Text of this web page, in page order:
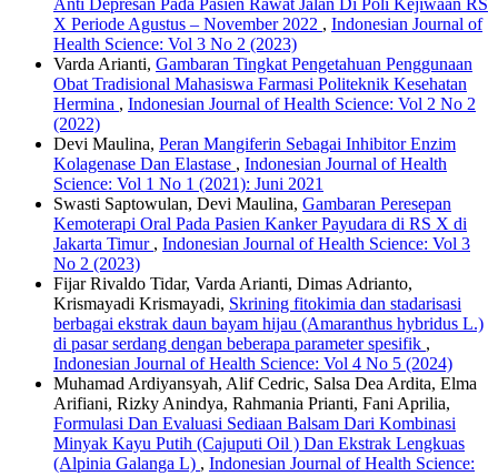
Anti Depresan Pada Pasien Rawat Jalan Di Poli Kejiwaan RS
X Periode Agustus – November 2022 , Indonesian Journal of
Health Science: Vol 3 No 2 (2023)
Varda Arianti, Gambaran Tingkat Pengetahuan Penggunaan
Obat Tradisional Mahasiswa Farmasi Politeknik Kesehatan
Hermina , Indonesian Journal of Health Science: Vol 2 No 2
(2022)
Devi Maulina, Peran Mangiferin Sebagai Inhibitor Enzim
Kolagenase Dan Elastase , Indonesian Journal of Health
Science: Vol 1 No 1 (2021): Juni 2021
Swasti Saptowulan, Devi Maulina, Gambaran Peresepan
Kemoterapi Oral Pada Pasien Kanker Payudara di RS X di
Jakarta Timur , Indonesian Journal of Health Science: Vol 3
No 2 (2023)
Fijar Rivaldo Tidar, Varda Arianti, Dimas Adrianto,
Krismayadi Krismayadi, Skrining fitokimia dan stadarisasi
berbagai ekstrak daun bayam hijau (Amaranthus hybridus L.)
di pasar serdang dengan beberapa parameter spesifik ,
Indonesian Journal of Health Science: Vol 4 No 5 (2024)
Muhamad Ardiyansyah, Alif Cedric, Salsa Dea Ardita, Elma
Arifiani, Rizky Anindya, Rahmania Prianti, Fani Aprilia,
Formulasi Dan Evaluasi Sediaan Balsam Dari Kombinasi
Minyak Kayu Putih (Cajuputi Oil ) Dan Ekstrak Lengkuas
(Alpinia Galanga L) , Indonesian Journal of Health Science: